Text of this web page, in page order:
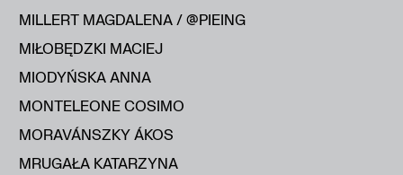
MILLERT MAGDALENA / @PIEING
MIŁOBĘDZKI MACIEJ
MIODYŃSKA ANNA
MONTELEONE COSIMO
MORAVÁNSZKY ÁKOS
MRUGAŁA KATARZYNA